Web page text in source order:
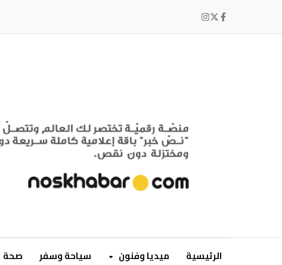
الرئيسية ميديا وفنون سياحة وسفر صحة